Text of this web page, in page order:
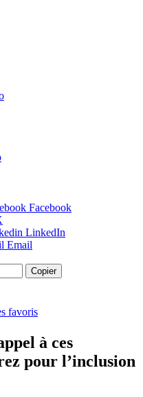
Facebook
LinkedIn
Email
Copier
favoris
à ces
pour l’inclusion